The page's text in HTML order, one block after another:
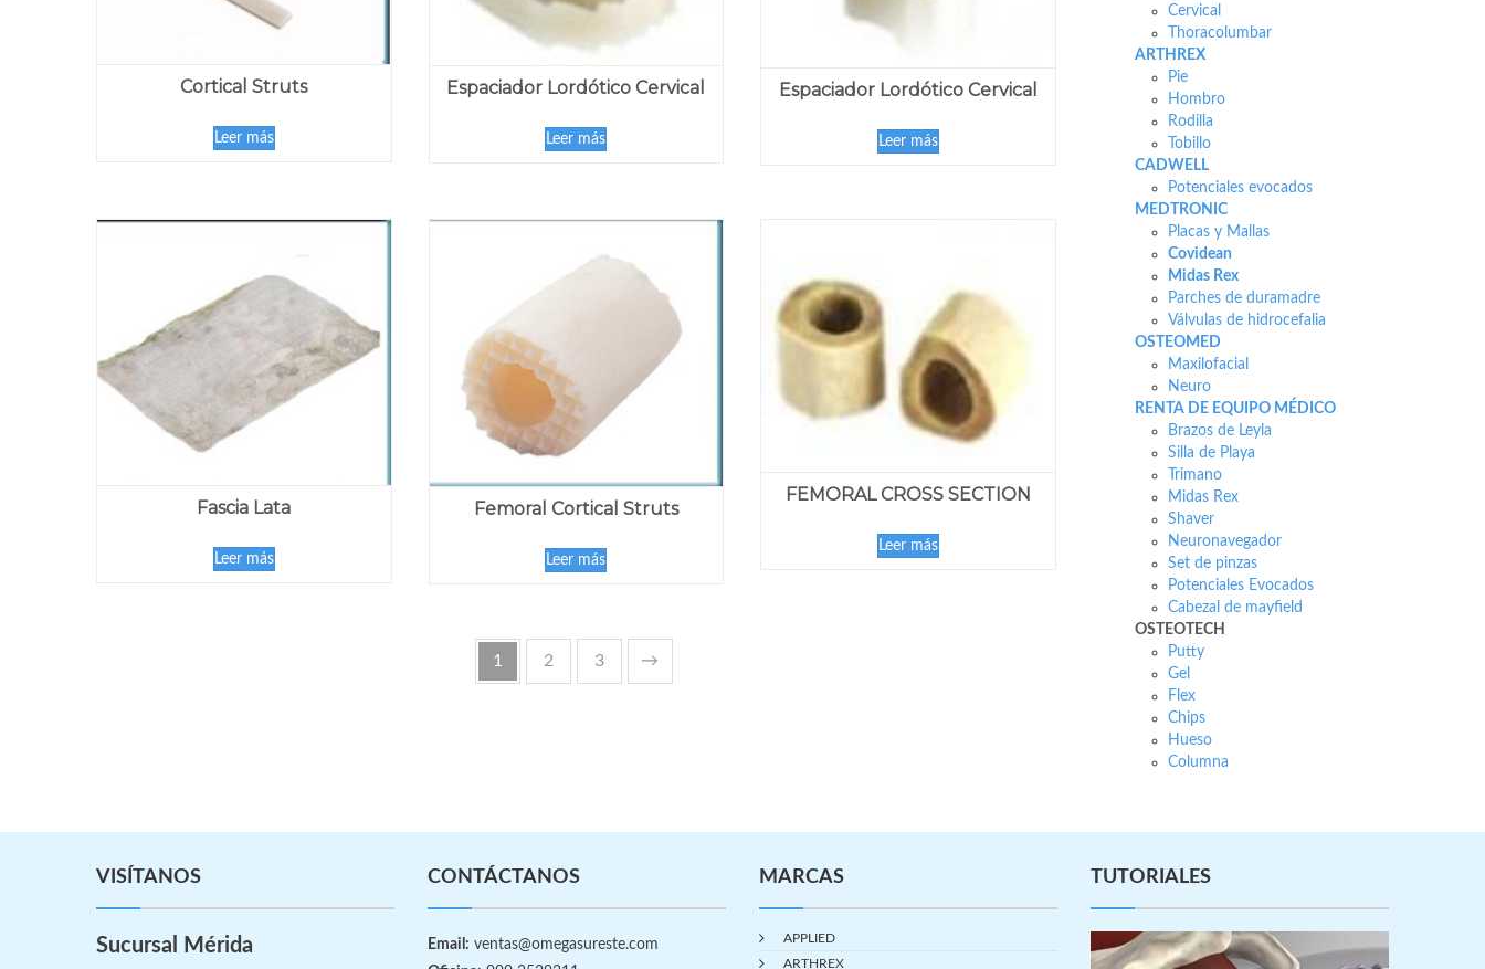
Cortical Struts
Leer más
Espaciador Lordótico Cervical
Leer más
Espaciador Lordótico Cervical
Leer más
Fascia Lata
Leer más
Femoral Cortical Struts
Leer más
FEMORAL CROSS SECTION
Leer más
1 2 3 →
Cervical
Thoracolumbar
ARTHREX
Pie
Hombro
Rodilla
Tobillo
CADWELL
Potenciales evocados
MEDTRONIC
Placas y Mallas
Covidean
Midas Rex
Parches de duramadre
Válvulas de hidrocefalia
OSTEOMED
Maxilofacial
Neuro
RENTA DE EQUIPO MÉDICO
Brazos de Leyla
Silla de Playa
Trimano
Midas Rex
Shaver
Neuronavegador
Set de pinzas
Potenciales Evocados
Cabezal de mayfield
OSTEOTECH
Putty
Gel
Flex
Chips
Hueso
Columna
VISÍTANOS
Sucursal Mérida
CONTÁCTANOS
Email: ventas@omegasureste.com
MARCAS
APPLIED
ARTHREX
TUTORIALES